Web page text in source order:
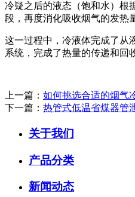
冷疑之后的液态（饱和水）根
段，再度消化吸收烟气的发热
这一过程中，冷液体完成了从
系统，完成了热量的传递和回
上一篇： 如何挑选合适的烟气
下一篇： 热管式低温省煤器管
关于我们
产品分类
新闻动态